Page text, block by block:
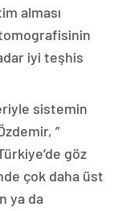
alması
iyi teşhis
sistemin
”
göz
çok daha üst
ya da